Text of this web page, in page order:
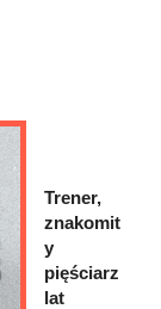
Trener,
znakomit
y
pięściarz
lat